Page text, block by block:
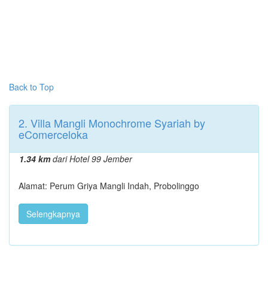
Back to Top
2. Villa Mangli Monochrome Syariah by
eComerceloka
1.34 kmdari Hotel 99 Jember
Alamat: Perum Griya Mangli Indah, Probolinggo
Selengkapnya